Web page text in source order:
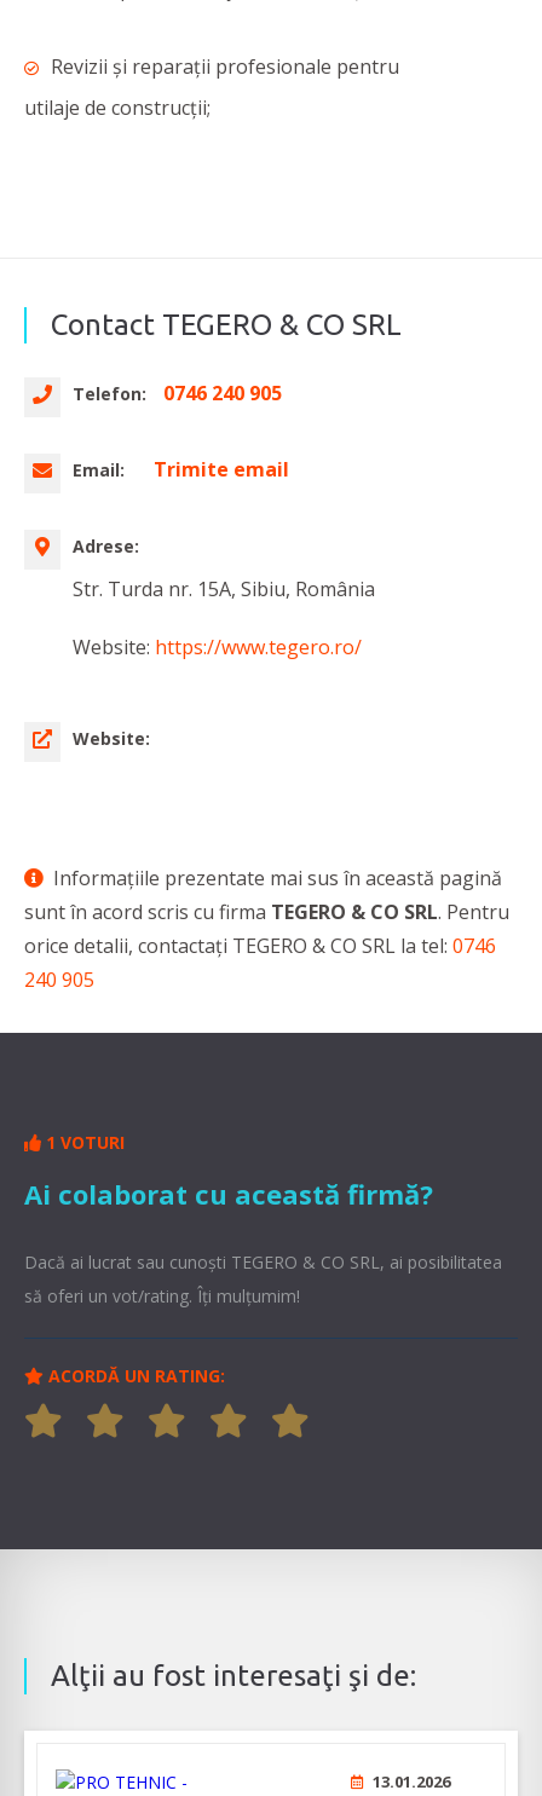
Revizii și reparații profesionale pentru
utilaje de construcții;
Contact TEGERO & CO SRL
Telefon: 0746 240 905
Email: Trimite email
Adrese:
Str. Turda nr. 15A, Sibiu, România
Website: https://www.tegero.ro/
Website:
Informaţiile prezentate mai sus în această pagină
sunt în acord scris cu firma TEGERO & CO SRL. Pentru
orice detalii, contactaţi TEGERO & CO SRL la tel: 0746
240 905
1 VOTURI
Ai colaborat cu această firmă?
Dacă ai lucrat sau cunoşti TEGERO & CO SRL, ai posibilitatea
să oferi un vot/rating. Îți mulțumim!
ACORDĂ UN RATING:
Alţii au fost interesaţi şi de:
13.01.2026